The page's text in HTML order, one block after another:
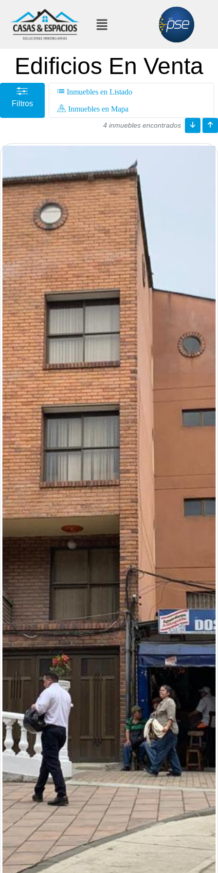
Edificios En Venta
Filtros
Inmuebles en Listado
Inmuebles en Mapa
4 inmuebles encontrados